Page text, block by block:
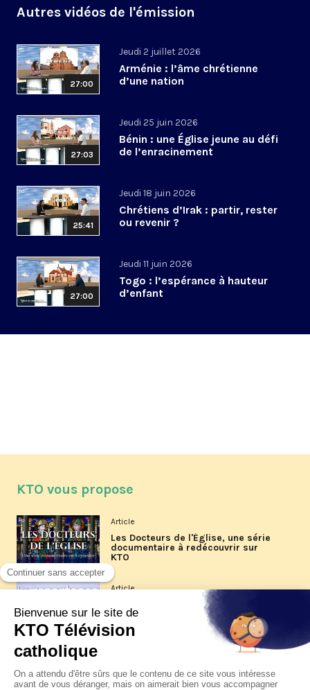
Autres vidéos de l'émission
27:00
Jeudi 2 juillet 2026
Arménie : l’âme chrétienne
d’une nation
27:03
Jeudi 25 juin 2026
Bénin : une Église jeune au défi
de l’enracinement
25:41
Jeudi 18 juin 2026
Chrétiens d’Irak : partir, rester
ou revenir ?
27:00
Jeudi 11 juin 2026
Togo : l’espérance à hauteur
d’enfant
KTO vous propose
Article
Les Docteurs de l'Église, une série
documentaire à redécouvrir sur
KTO
Article
Les reportages d'été 2026 de KTO
La visite pastorale du pape Léon
XIV à Assise à suivre sur KTO le
jeudi 6 août